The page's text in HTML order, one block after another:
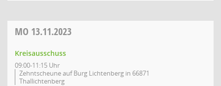
MO 13.11.2023
Kreisausschuss
09:00-11:15 Uhr
Zehntscheune auf Burg Lichtenberg in 66871
Thallichtenberg